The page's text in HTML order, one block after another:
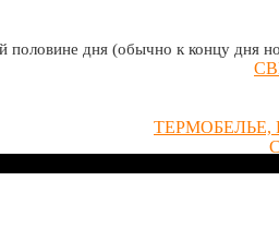
половине дня (обычно к концу дня